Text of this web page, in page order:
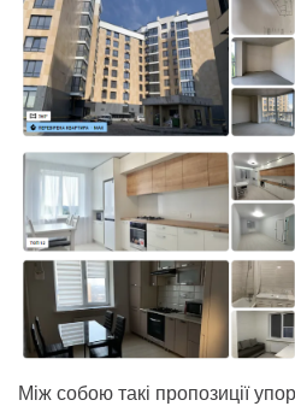
Між собою такі пропозиції